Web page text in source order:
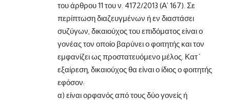
του άρθρου 11 του ν. 4172/2013 (Α’ 167). Σε
περίπτωση διαζευγμένων ή εν διαστάσει
συζύγων, δικαιούχος του επιδόματος είναι ο
γονέας τον οποίο βαρύνει ο φοιτητής και τον
εμφανίζει ως προστατευόμενο μέλος. Κατ`
εξαίρεση, δικαιούχος θα είναι ο ίδιος ο φοιτητής
εφόσον:
α) είναι ορφανός από τους δύο γονείς ή